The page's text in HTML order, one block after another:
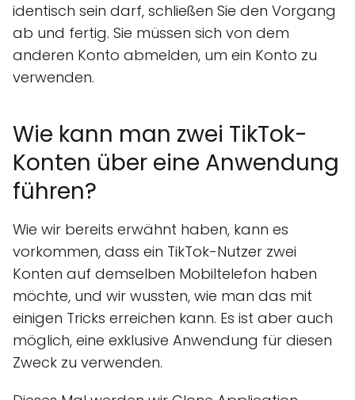
identisch sein darf, schließen Sie den Vorgang
ab und fertig. Sie müssen sich von dem
anderen Konto abmelden, um ein Konto zu
verwenden.
Wie kann man zwei TikTok-
Konten über eine Anwendung
führen?
Wie wir bereits erwähnt haben, kann es
vorkommen, dass ein TikTok-Nutzer zwei
Konten auf demselben Mobiltelefon haben
möchte, und wir wussten, wie man das mit
einigen Tricks erreichen kann. Es ist aber auch
möglich, eine exklusive Anwendung für diesen
Zweck zu verwenden.